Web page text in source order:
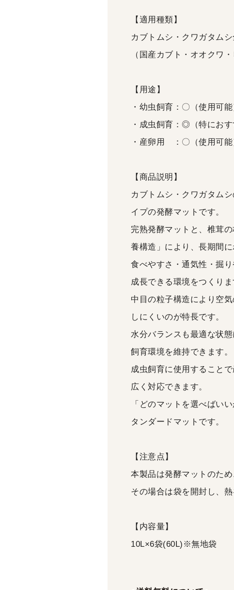
【適用種類】
カブトムシ・クワガタム
（国産カブト・オオクワ
【用途】
・幼虫飼育：〇（使用可能
・成虫飼育：◎（特におす
・産卵用 ：〇（使用可能
【商品説明】
カブトムシ・クワガタム
イプの発酵マットです。
完熟発酵マットと、椎茸
養構造」により、長期間
食べやすさ・通気性・掘
成長できる環境をつくりま
中目の粒子構造により空
しにくいのが特長です。
水分バランスも最適な状
飼育環境を維持できます。
成虫飼育に使用すること
広く対応できます。
「どのマットを選べばい
タンダードマットです。
【注意点】
本製品は発酵マットのた
その場合は袋を開封し、
【内容量】
10L×6袋(60L)※無地袋